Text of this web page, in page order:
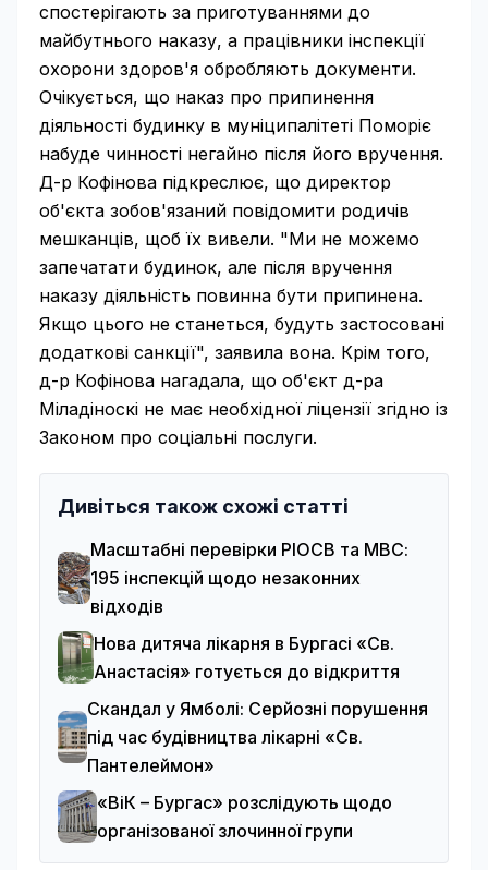
спостерігають за приготуваннями до
майбутнього наказу, а працівники інспекції
охорони здоров'я обробляють документи.
Очікується, що наказ про припинення
діяльності будинку в муніципалітеті Поморіє
набуде чинності негайно після його вручення.
Д-р Кофінова підкреслює, що директор
об'єкта зобов'язаний повідомити родичів
мешканців, щоб їх вивели. "Ми не можемо
запечатати будинок, але після вручення
наказу діяльність повинна бути припинена.
Якщо цього не станеться, будуть застосовані
додаткові санкції", заявила вона. Крім того,
д-р Кофінова нагадала, що об'єкт д-ра
Міладіноскі не має необхідної ліцензії згідно із
Законом про соціальні послуги.
Дивіться також схожі статті
Масштабні перевірки РІОСВ та МВС:
195 інспекцій щодо незаконних
відходів
Нова дитяча лікарня в Бургасі «Св.
Анастасія» готується до відкриття
Скандал у Ямболі: Серйозні порушення
під час будівництва лікарні «Св.
Пантелеймон»
«ВіК – Бургас» розслідують щодо
організованої злочинної групи